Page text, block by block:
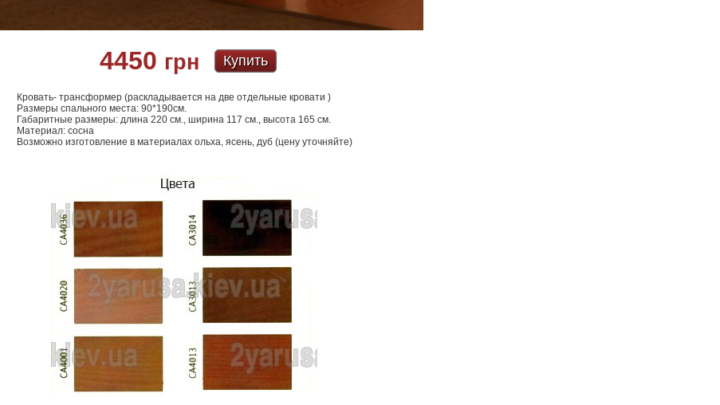
4450 грн Купить
Кровать- трансформер (раскладывается на две отдельные кровати )
Размеры спального места: 90*190см.
Габаритные размеры: длина 220 см., ширина 117 см., высота 165 см.
Материал: сосна
Возможно изготовление в материалах ольха, ясень, дуб (цену уточняйте)